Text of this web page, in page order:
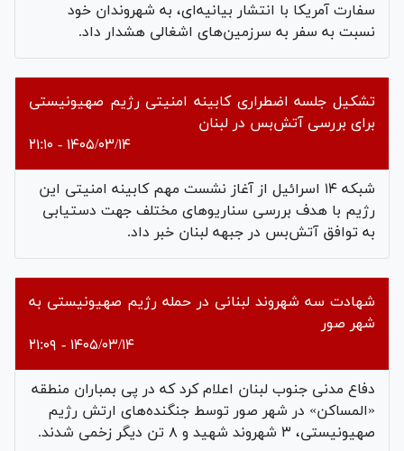
سفارت آمریکا با انتشار بیانیه‌ای، به شهروندان خود
نسبت به سفر به سرزمین‌های اشغالی هشدار داد.
تشکیل جلسه اضطراری کابینه امنیتی رژیم صهیونیستی
برای بررسی آتش‌بس در لبنان
۱۴۰۵/۰۳/۱۴ - ۲۱:۱۰
شبکه ۱۴ اسرائیل از آغاز نشست مهم کابینه امنیتی این
رژیم با هدف بررسی سناریوهای مختلف جهت دستیابی
به توافق آتش‌بس در جبهه لبنان خبر داد.
شهادت سه شهروند لبنانی در حمله رژیم صهیونیستی به
شهر صور
۱۴۰۵/۰۳/۱۴ - ۲۱:۰۹
دفاع مدنی جنوب لبنان اعلام کرد که در پی بمباران منطقه
«المساکن» در شهر صور توسط جنگنده‌های ارتش رژیم
صهیونیستی، ۳ شهروند شهید و ۸ تن دیگر زخمی شدند.